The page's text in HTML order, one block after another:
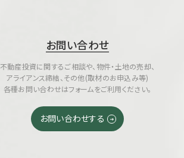
お問い合わせ
不動産投資に関するご相談や、物件・土地の売却、
アライアンス締結、その他(取材のお申込み等)
各種お問い合わせはフォームをご利用ください。
お問い合わせする